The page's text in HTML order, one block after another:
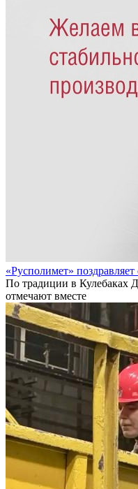
«Русполимет»
По традиции в Кулебаках
отмечают вместе